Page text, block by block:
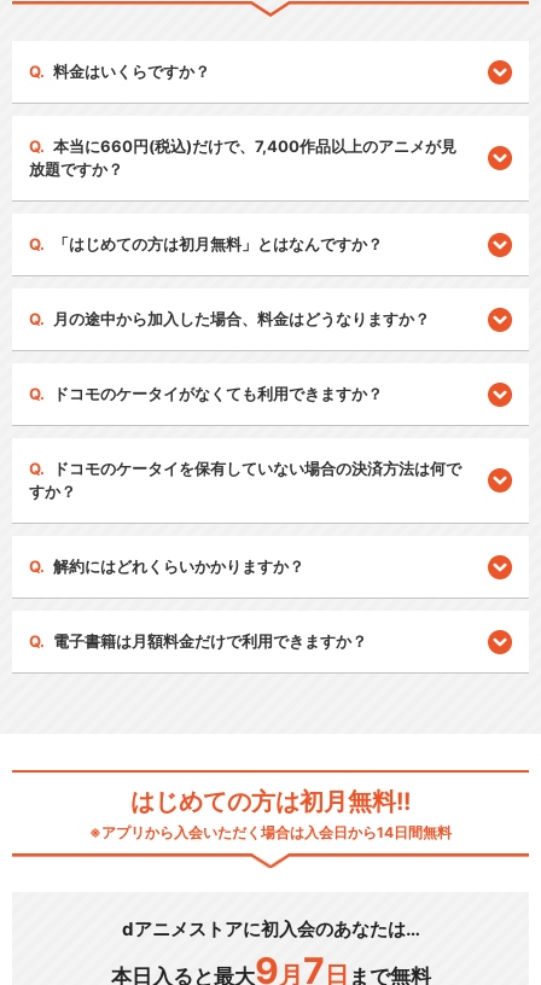
料金はいくらですか？
本当に660円(税込)だけで、7,400作品以上のアニメが見
放題ですか？
「はじめての方は初月無料」とはなんですか？
月の途中から加入した場合、料金はどうなりますか？
ドコモのケータイがなくても利用できますか？
ドコモのケータイを保有していない場合の決済方法は何で
すか？
解約にはどれくらいかかりますか？
電子書籍は月額料金だけで利用できますか？
はじめての方は初月無料!!
※アプリから入会いただく場合は入会日から14日間無料
dアニメストアに初入会のあなたは…
本日入ると最大9 月 7 日 まで無料